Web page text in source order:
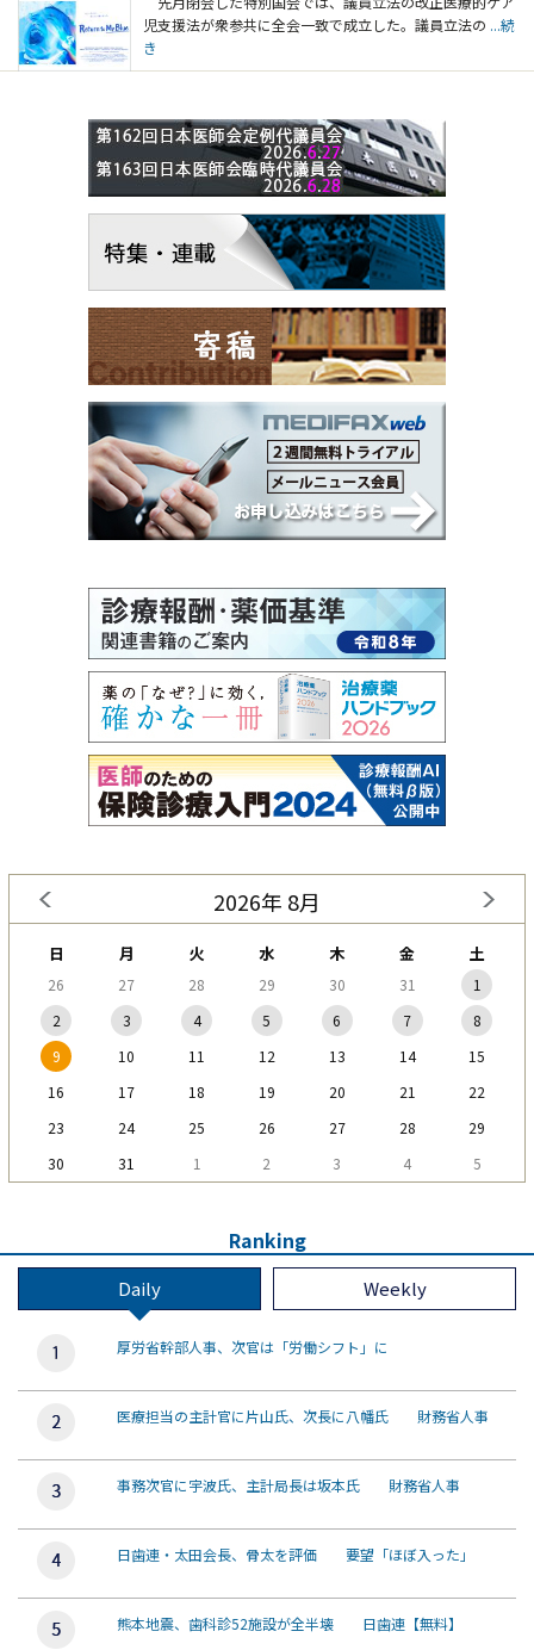
児支援法が衆参共に全会一致で成立した。議員立法の ...続
き
2026年 8月
日 月 火 水 木 金 土
26 27 28 29 30 31
1
2
3 4 5 6 7
8
9
10 11 12 13 14
15
16
17 18 19 20 21
22
23
24 25 26 27 28
29
30
31 1 2 3 4 5
Ranking
Daily Weekly
厚労省幹部人事、次官は「労働シフト」に
医療担当の主計官に片山氏、次長に八幡氏 財務省人事
事務次官に宇波氏、主計局長は坂本氏 財務省人事
日歯連・太田会長、骨太を評価 要望「ほぼ入った」
熊本地震、歯科診52施設が全半壊 日歯連【無料】